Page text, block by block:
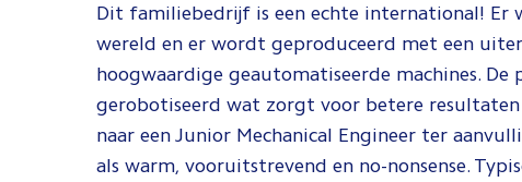
Dit familiebedrijf is een echte international! Er
wereld en er wordt geproduceerd met een
hoogwaardige geautomatiseerde machines.
gerobotiseerd wat zorgt voor betere
naar een Junior Mechanical Engineer ter
als warm, vooruitstrevend en no-nonsense.